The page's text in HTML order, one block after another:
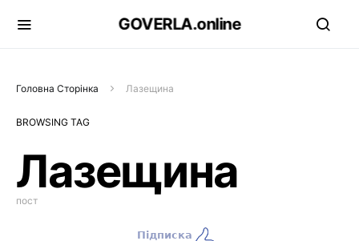
GOVERLA.online
Головна Сторінка Лазещина
BROWSING TAG
Лазещина
пост